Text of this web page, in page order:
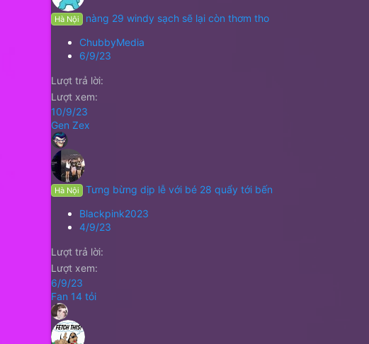
Hà Nội
nàng 29 windy sạch sẽ lại còn thơm tho
ChubbyMedia
6/9/23
Lượt trả lời
Lượt xem
10/9/23
Gen Zex
Hà Nội
Tưng bừng dịp lễ với bé 28 quẩy tới bến
Blackpink2023
4/9/23
Lượt trả lời
Lượt xem
6/9/23
Fan 14 tỏi